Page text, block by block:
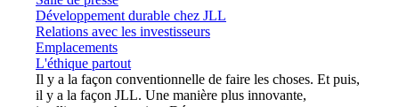
Développement durable chez JLL
Relations avec les investisseurs
Emplacements
L'éthique partout
Il y a la façon conventionnelle de faire les choses. Et puis,
il y a la façon JLL. Une manière plus innovante,